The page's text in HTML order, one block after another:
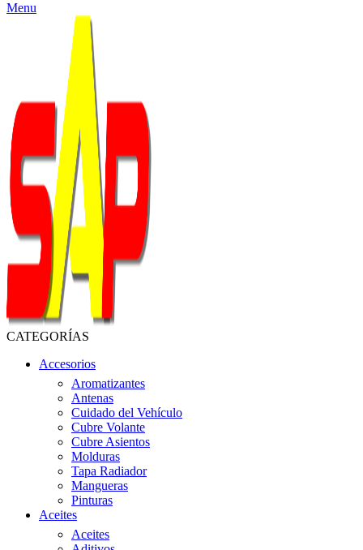
Menu
CATEGORÍAS
Accesorios
Aromatizantes
Antenas
Cuidado del Vehículo
Cubre Volante
Cubre Asientos
Molduras
Tapa Radiador
Mangueras
Pinturas
Aceites
Aceites